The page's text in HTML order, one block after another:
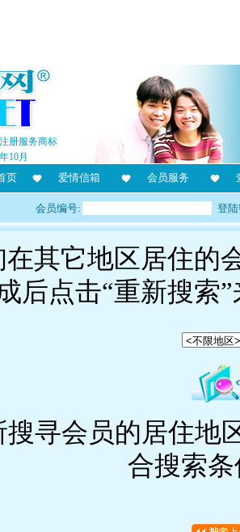
册服务商标
10月
页 爱情信箱 会员服务
会员编号: 登
其它地区居住的
后点击“重新搜索
寻会员的居住地
合搜索